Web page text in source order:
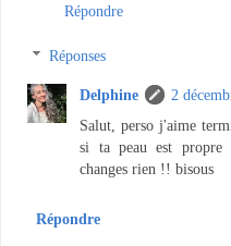
Répondre
Réponses
Delphine
2
Salut, perso j'aime
si ta peau est propre
changes rien !! bisous
Répondre